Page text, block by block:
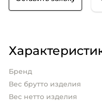
Бренд
Вес брутто изделия
Вес нетто изделия